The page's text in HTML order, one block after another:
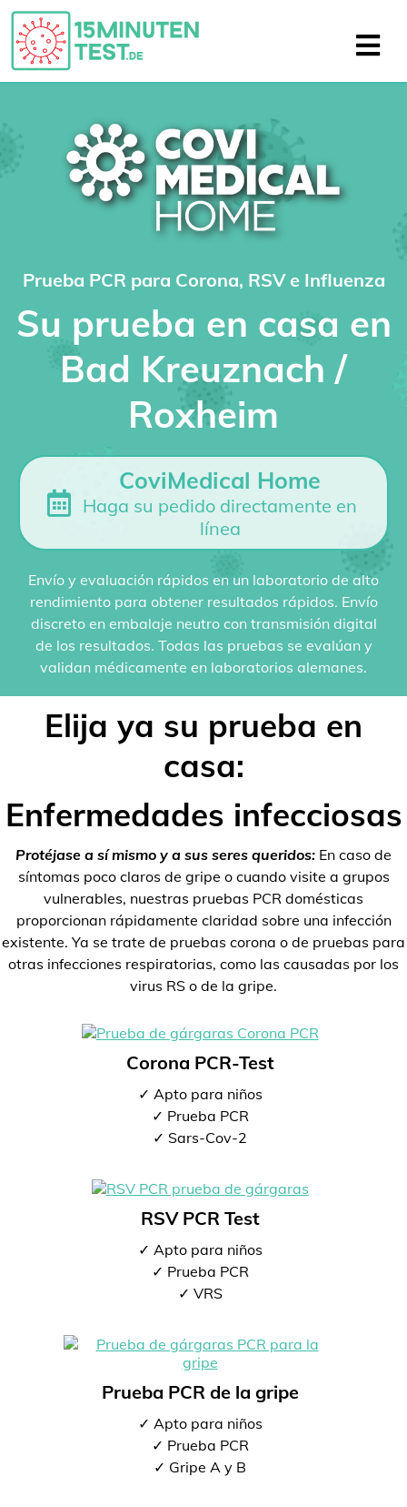
Prueba PCR para Corona, RSV e Influenza
Su prueba en casa en
Bad Kreuznach /
Roxheim
CoviMedical Home
Haga su pedido directamente en
línea
Envío y evaluación rápidos en un laboratorio de alto
rendimiento para obtener resultados rápidos. Envío
discreto en embalaje neutro con transmisión digital
de los resultados. Todas las pruebas se evalúan y
validan médicamente en laboratorios alemanes.
Elija ya su prueba en
casa:
Enfermedades infecciosas
Protéjase a sí mismo y a sus seres queridos: En caso de
síntomas poco claros de gripe o cuando visite a grupos
vulnerables, nuestras pruebas PCR domésticas
proporcionan rápidamente claridad sobre una infección
existente. Ya se trate de pruebas corona o de pruebas para
otras infecciones respiratorias, como las causadas por los
virus RS o de la gripe.
Corona PCR-Test
✓ Apto para niños
✓ Prueba PCR
✓ Sars-Cov-2
RSV PCR Test
✓ Apto para niños
✓ Prueba PCR
✓ VRS
Prueba PCR de la gripe
✓ Apto para niños
✓ Prueba PCR
✓ Gripe A y B